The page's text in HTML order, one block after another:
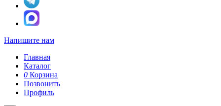
Напишите нам
Главная
Каталог
0 Корзина
Позвонить
Профиль